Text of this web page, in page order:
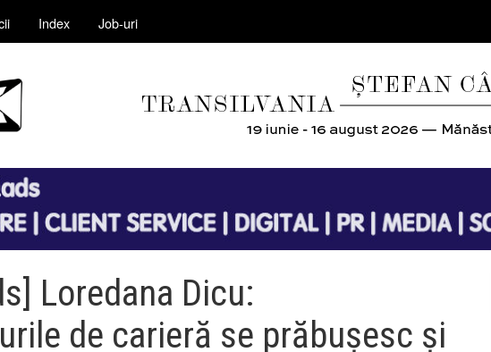
Index Job-uri
Loredana Dicu:
de carieră se prăbușesc și